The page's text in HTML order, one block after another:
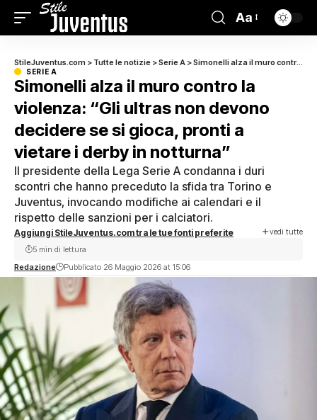
Aa
StileJuventus.com > Tutte le notizie >Serie A >Simonelli alza il muro contro la violenza: “Gli ultras non devono decidere se si gioca, pronti a vietare i derby in notturna”
SERIE A
Simonelli alza il muro contro la
violenza: “Gli ultras non devono
decidere se si gioca, pronti a
vietare i derby in notturna”
Il presidente della Lega Serie A condanna i duri
scontri che hanno preceduto la sfida tra Torino e
Juventus, invocando modifiche ai calendari e il
rispetto delle sanzioni per i calciatori.
Aggiungi StileJuventus.com tra le tue fonti preferite vedi tutte
Redazione Pubblicato 26 Maggio 2026 at 15:06
5 min di lettura